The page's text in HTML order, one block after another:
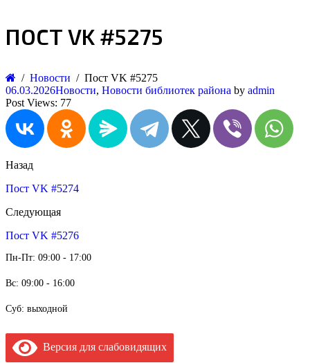
ПОСТ VK #5275
Новости
Пост VK #5275
06.03.2026Новости, Новости библиотек района by admin
Post Views: 77
Назад
Пост VK #5274
Следующая
Пост VK #5276
Пн-Пт: 09:00 - 17:00
Вс: 09:00 - 16:00
Суб: выходной
Версия для слабовидящих